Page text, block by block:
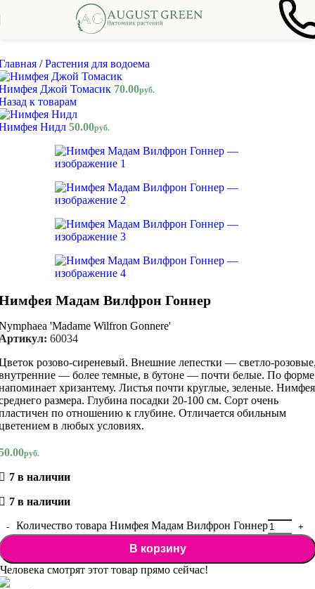
Skip to navigation Skip to main content
/ Растения для водоема
Джой Томасик 70.00руб.
к товарам
Нидл 50.00руб.
Мадам Вилфрон Гоннер
'Madame Wilfron Gonnere'
60034
розово-сиреневый. Внешние лепестки — светло-
— более темные, в бутоне — почти белые. По форме
хризантему. Листья почти круглые, зеленые. Нимфея
размера. Глубина посадки 20-100 см. Сорт очень
по отношению к глубине. Отличается обильным
в любых условиях.
руб.
7 в наличии
7 в наличии
Количество товара Нимфея Мадам Вилфрон Гоннер
В корзину
Человека смотрят этот товар прямо сейчас!